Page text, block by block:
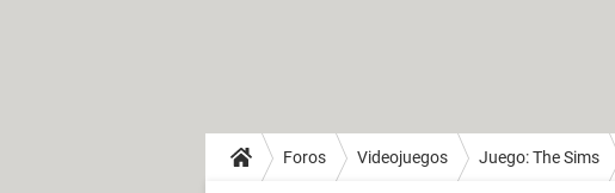
Foros Videojuegos Juego: The Sims